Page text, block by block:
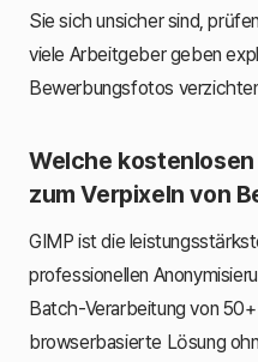
Sie sich unsicher sind,
viele Arbeitgeber geben
Bewerbungsfotos
Welche
zum Verpixeln von
GIMP ist die
professionellen
Batch-Verarbeitung von
browserbasierte Lösung